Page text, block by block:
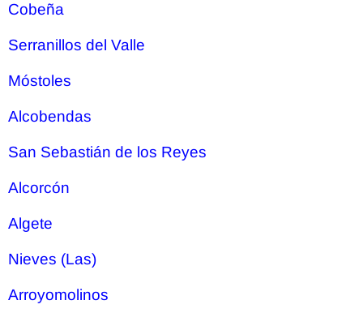
Cobeña
Serranillos del Valle
Móstoles
Alcobendas
San Sebastián de los Reyes
Alcorcón
Algete
Nieves (Las)
Arroyomolinos